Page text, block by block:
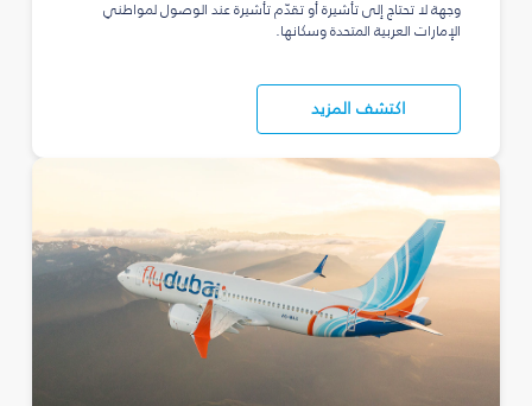
وجهة لا تحتاج إلى تأشيرة أو تقدّم تأشيرة عند الوصول لمواطني
الإمارات العربية المتحدة وسكانها.
اكتشف المزيد